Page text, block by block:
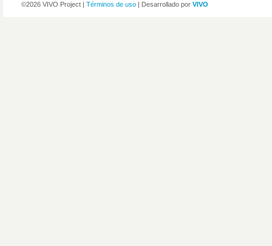
©2026 VIVO Project | Términos de uso | Desarrollado por VIVO